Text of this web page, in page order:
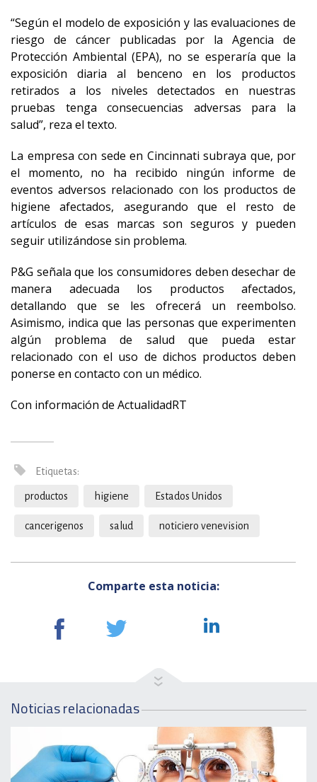
“Según el modelo de exposición y las evaluaciones de
riesgo de cáncer publicadas por la Agencia de
Protección Ambiental (EPA), no se esperaría que la
exposición diaria al benceno en los productos
retirados a los niveles detectados en nuestras
pruebas tenga consecuencias adversas para la
salud”, reza el texto.
La empresa con sede en Cincinnati subraya que, por
el momento, no ha recibido ningún informe de
eventos adversos relacionado con los productos de
higiene afectados, asegurando que el resto de
artículos de esas marcas son seguros y pueden
seguir utilizándose sin problema.
P&G señala que los consumidores deben desechar de
manera adecuada los productos afectados,
detallando que se les ofrecerá un reembolso.
Asimismo, indica que las personas que experimenten
algún problema de salud que pueda estar
relacionado con el uso de dichos productos deben
ponerse en contacto con un médico.
Con información de ActualidadRT
Etiquetas:
productos higiene Estados Unidos
cancerigenos salud noticiero venevision
Comparte esta noticia:
Noticias relacionadas